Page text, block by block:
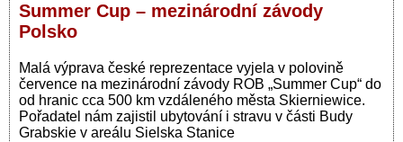
Summer Cup – mezinárodní závody
Polsko
Malá výprava české reprezentace vyjela v polovině
července na mezinárodní závody ROB „Summer Cup“ do
od hranic cca 500 km vzdáleného města Skierniewice.
Pořadatel nám zajistil ubytování i stravu v části Budy
Grabskie v areálu Sielska Stanice